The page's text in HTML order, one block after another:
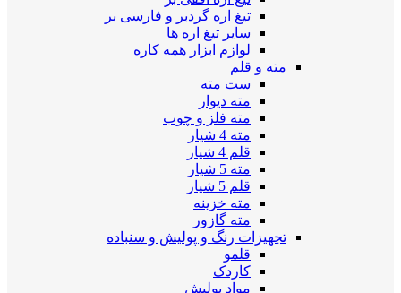
تیغ اره گردبر و فارسی بر
سایر تیغ اره ها
لوازم ابزار همه کاره
مته و قلم
ست مته
مته دیوار
مته فلز و چوب
مته 4 شیار
قلم 4 شیار
مته 5 شیار
قلم 5 شیار
مته خزینه
مته گازور
تجهیزات رنگ و پولیش و سنباده
قلمو
کاردک
مواد پولیش